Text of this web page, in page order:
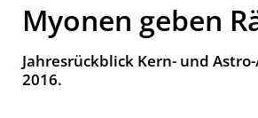
Myonen geben
Jahresrückblick Kern- und
2016.